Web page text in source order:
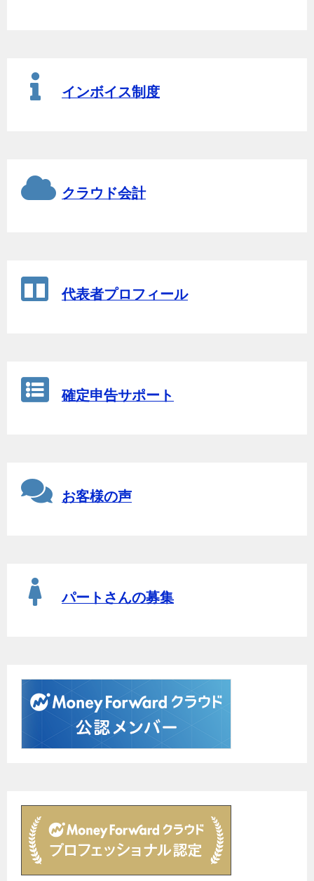
インボイス制度
クラウド会計
代表者プロフィール
確定申告サポート
お客様の声
パートさんの募集